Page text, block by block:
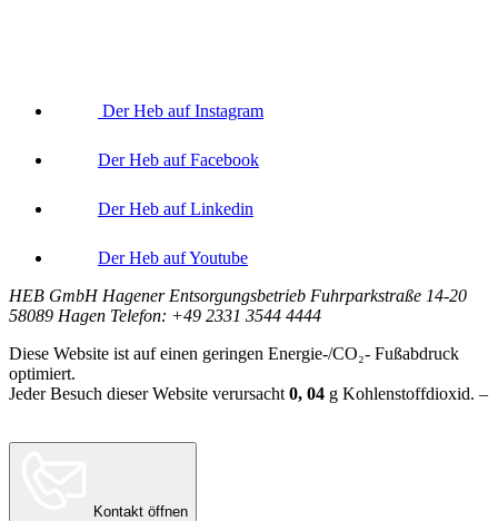
Der Heb auf Instagram
Der Heb auf Facebook
Der Heb auf Linkedin
Der Heb auf Youtube
HEB GmbH Hagener Entsorgungsbetrieb Fuhrparkstraße 14-20
58089 Hagen Telefon: +49 2331 3544 4444
Diese Website ist auf einen geringen Energie-/CO₂- Fußabdruck
optimiert.
Jeder Besuch dieser Website verursacht 0, 04 g Kohlenstoffdioxid. –
Kontakt öffnen